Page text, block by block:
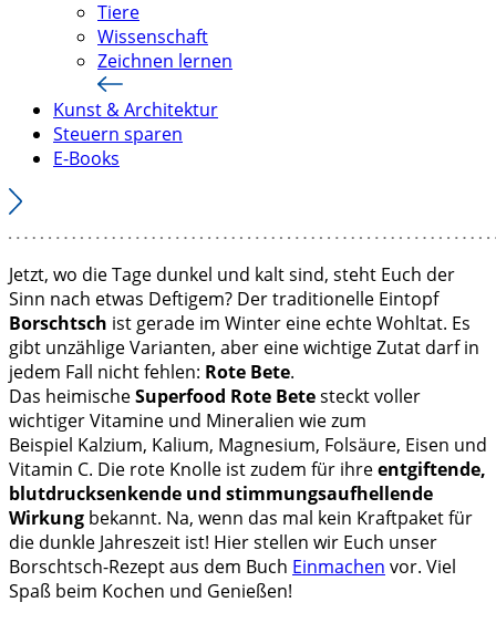
Tiere
Wissenschaft
Zeichnen lernen
Kunst & Architektur
Steuern sparen
E-Books
Jetzt, wo die Tage dunkel und kalt sind, steht Euch der
Sinn nach etwas Deftigem? Der traditionelle Eintopf
Borschtsch ist gerade im Winter eine echte Wohltat. Es
gibt unzählige Varianten, aber eine wichtige Zutat darf in
jedem Fall nicht fehlen: Rote Bete.
Das heimischeSuperfood Rote Betesteckt voller
wichtiger Vitamine und Mineralien wie zum
Beispiel Kalzium, Kalium, Magnesium, Folsäure, Eisen und
Vitamin C. Die rote Knolle ist zudem für ihreentgiftende,
blutdrucksenkende und stimmungsaufhellende
Wirkung bekannt. Na, wenn das mal kein Kraftpaket für
die dunkle Jahreszeit ist! Hier stellen wir Euch unser
Borschtsch-Rezept aus dem Buch Einmachen vor. Viel
Spaß beim Kochen und Genießen!